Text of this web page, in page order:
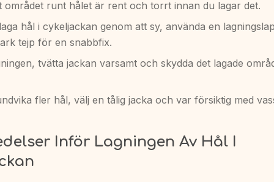
området runt hålet är rent och torrt innan du lagar det.
hål i cykeljackan genom att sy, använda en
tejp för en snabbfix.
tvätta jackan varsamt och skydda det lagade
fler hål, välj en tålig jacka och var försiktig med
Inför Lagningen Av Hål I